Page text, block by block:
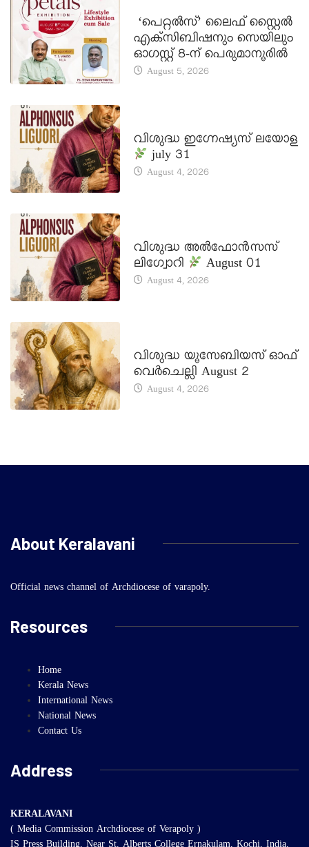
‘പെറ്റൽസ്’ ലൈഫ് സ്റ്റൈൽ
എക്സിബിഷനും സെയിലും
ഓഗസ്റ്റ് 8-ന് പെരുമാനൂരിൽ
August 5, 2026
വിശുദ്ധ ഇഗ്നേഷ്യസ് ലയോള
july 31
August 4, 2026
വിശുദ്ധ അൽഫോൻസസ്
ലിഗ്വോറി
August 01
August 4, 2026
വിശുദ്ധ യൂസേബിയസ് ഓഫ്
വെർചെല്ലി August 2
August 4, 2026
About Keralavani
Official news channel of Archdiocese of varapoly.
Resources
Home
Kerala News
International News
National News
Contact Us
Address
KERALAVANI
( Media Commission Archdiocese of Verapoly )